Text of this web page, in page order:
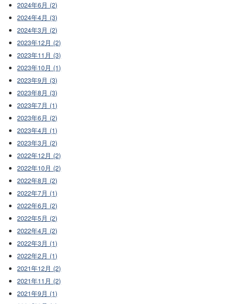
2024年6月 (2)
2024年4月 (3)
2024年3月 (2)
2023年12月 (2)
2023年11月 (3)
2023年10月 (1)
2023年9月 (3)
2023年8月 (3)
2023年7月 (1)
2023年6月 (2)
2023年4月 (1)
2023年3月 (2)
2022年12月 (2)
2022年10月 (2)
2022年8月 (2)
2022年7月 (1)
2022年6月 (2)
2022年5月 (2)
2022年4月 (2)
2022年3月 (1)
2022年2月 (1)
2021年12月 (2)
2021年11月 (2)
2021年9月 (1)